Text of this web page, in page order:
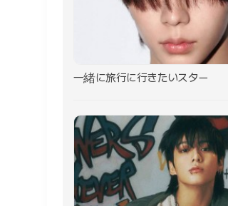
一緒に旅行に行きたいスター